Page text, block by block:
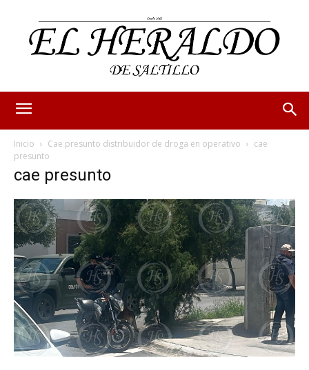
Inicio Cae presunto distribuidor de droga en operativo
cae
presunto
cae presunto